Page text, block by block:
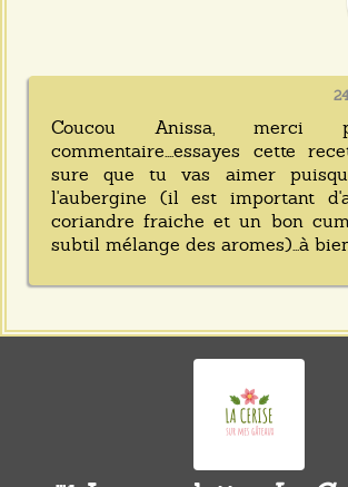
Coucou Anissa, merci
commentaire....essayes cette
sure que tu vas aimer
l'aubergine (il est important
coriandre fraiche et un bon
subtil mélange des aromes)...à